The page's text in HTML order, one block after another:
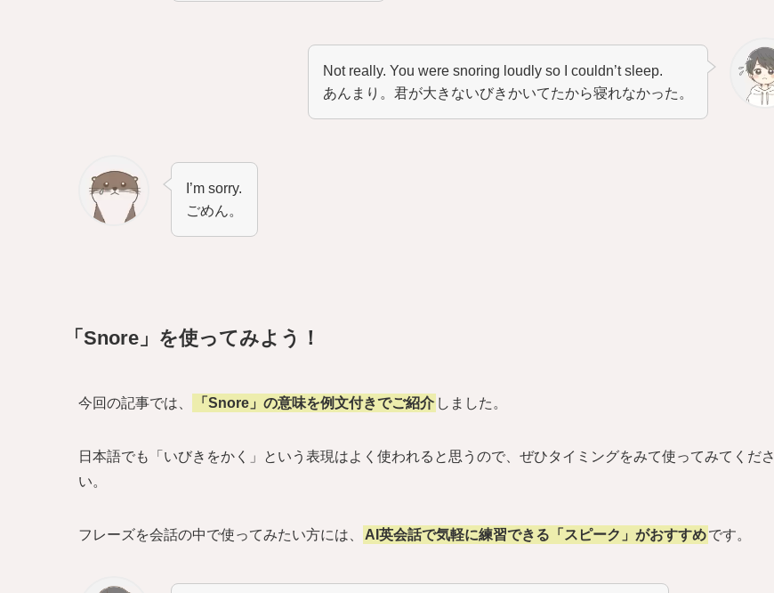
Not really. You were snoring loudly so I couldn’t sleep.
あんまり。君が大きないびきかいてたから寝れなかった。
I’m sorry.
ごめん。
「Snore」を使ってみよう！
今回の記事では、 「Snore」の意味を例文付きでご紹介 しました。
日本語でも「いびきをかく」という表現はよく使われると思うので、ぜひタイミングをみて使ってみてくださ
い。
フレーズを会話の中で使ってみたい方には、 AI英会話で気軽に練習できる「スピーク」がおすすめです。